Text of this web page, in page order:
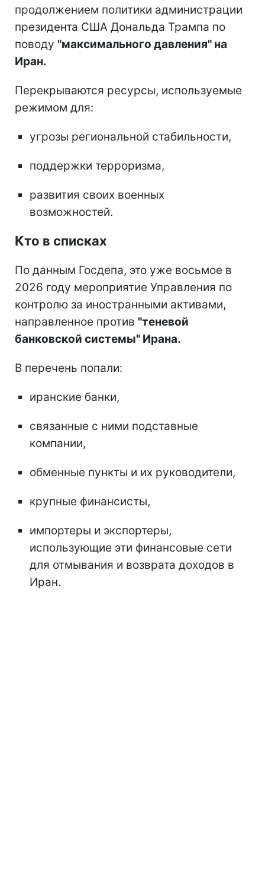
продолжением политики администрации
президента США Дональда Трампа по
поводу "максимального давления" на
Иран.
Перекрываются ресурсы, используемые
режимом для:
угрозы региональной стабильности,
поддержки терроризма,
развития своих военных
возможностей.
Кто в списках
По данным Госдепа, это уже восьмое в
2026 году мероприятие Управления по
контролю за иностранными активами,
направленное против "теневой
банковской системы" Ирана.
В перечень попали:
иранские банки,
связанные с ними подставные
компании,
обменные пункты и их руководители,
крупные финансисты,
импортеры и экспортеры,
использующие эти финансовые сети
для отмывания и возврата доходов в
Иран.